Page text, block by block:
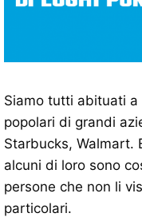
Siamo tutti abituati
popolari di grandi
Starbucks, Walmart.
alcuni di loro sono
persone che non li
particolari.